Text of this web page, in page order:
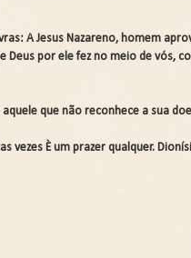
de Gratidão e
CÓDIGO DA
As Doenças da
da Alma. Clique
DA IGREJA PARA A
A Jesus Nazareno, homem
Deus por ele fez no meio de vós,
que não reconhece a sua
vezes È um prazer qualquer.